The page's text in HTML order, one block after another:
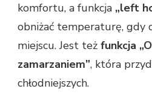
komfortu, a funkcja „left
obniżać temperaturę, gdy
miejscu. Jest też funkcja
zamarzaniem”, która
chłodniejszych.